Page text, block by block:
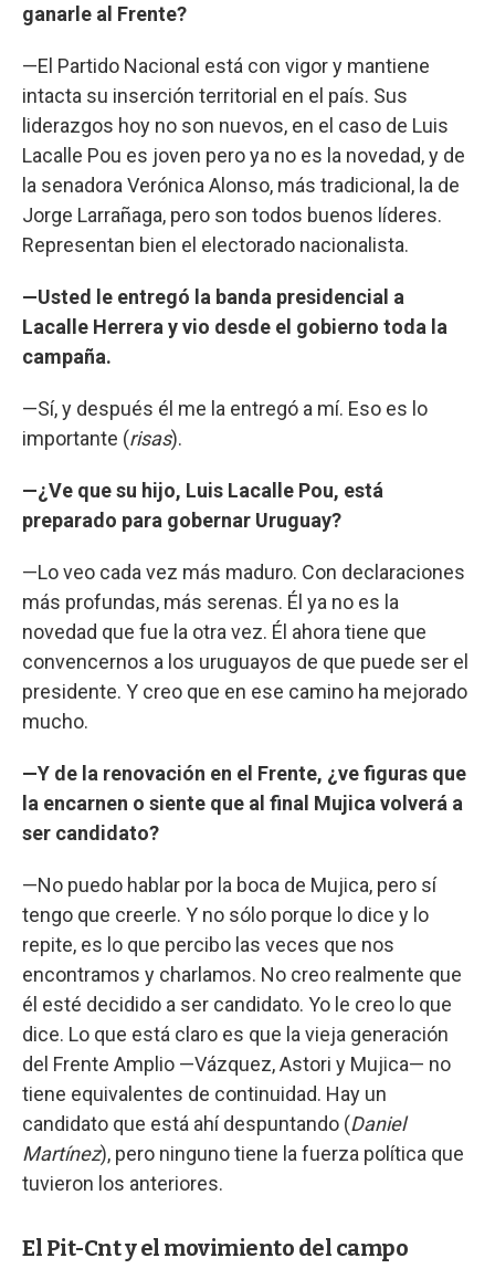
ganarle al Frente?
—El Partido Nacional está con vigor y mantiene
intacta su inserción territorial en el país. Sus
liderazgos hoy no son nuevos, en el caso de Luis
Lacalle Pou es joven pero ya no es la novedad, y de
la senadora Verónica Alonso, más tradicional, la de
Jorge Larrañaga, pero son todos buenos líderes.
Representan bien el electorado nacionalista.
—Usted le entregó la banda presidencial a
Lacalle Herrera y vio desde el gobierno toda la
campaña.
—Sí, y después él me la entregó a mí. Eso es lo
importante (risas).
—¿Ve que su hijo, Luis Lacalle Pou, está
preparado para gobernar Uruguay?
—Lo veo cada vez más maduro. Con declaraciones
más profundas, más serenas. Él ya no es la
novedad que fue la otra vez. Él ahora tiene que
convencernos a los uruguayos de que puede ser el
presidente. Y creo que en ese camino ha mejorado
mucho.
—Y de la renovación en el Frente, ¿ve figuras que
la encarnen o siente que al final Mujica volverá a
ser candidato?
—No puedo hablar por la boca de Mujica, pero sí
tengo que creerle. Y no sólo porque lo dice y lo
repite, es lo que percibo las veces que nos
encontramos y charlamos. No creo realmente que
él esté decidido a ser candidato. Yo le creo lo que
dice. Lo que está claro es que la vieja generación
del Frente Amplio —Vázquez, Astori y Mujica— no
tiene equivalentes de continuidad. Hay un
candidato que está ahí despuntando (Daniel
Martínez), pero ninguno tiene la fuerza política que
tuvieron los anteriores.
El Pit-Cnt y el movimiento del campo